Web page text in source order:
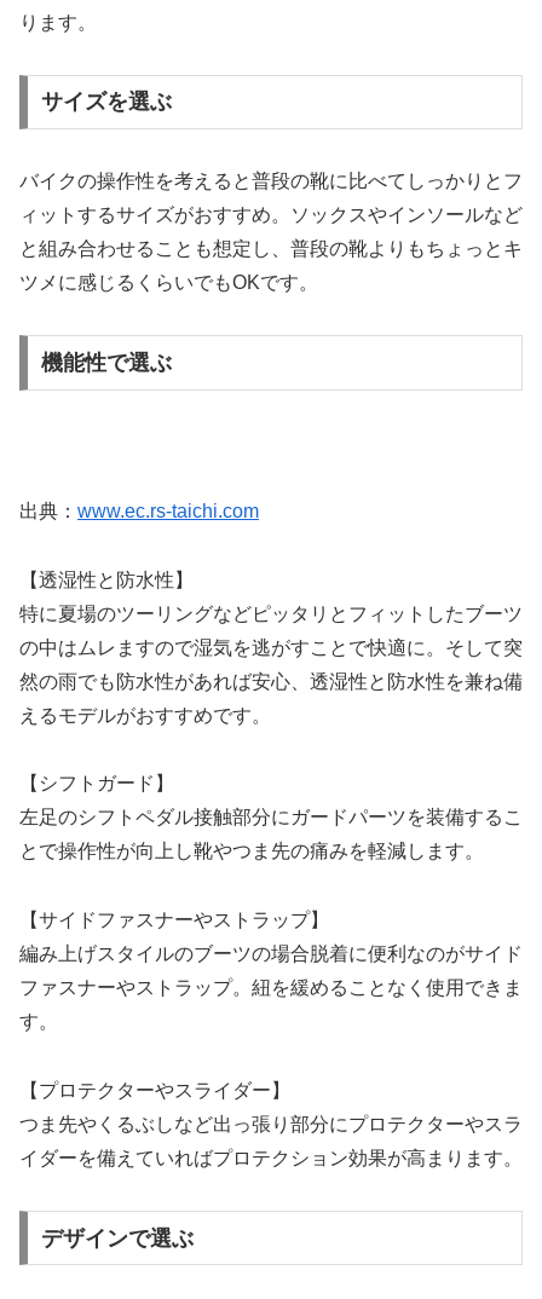
ります。
サイズを選ぶ
バイクの操作性を考えると普段の靴に比べてしっかりとフ
ィットするサイズがおすすめ。ソックスやインソールなど
と組み合わせることも想定し、普段の靴よりもちょっとキ
ツメに感じるくらいでもOKです。
機能性で選ぶ
出典： www.ec.rs-taichi.com
【透湿性と防水性】
特に夏場のツーリングなどピッタリとフィットしたブーツ
の中はムレますので湿気を逃がすことで快適に。そして突
然の雨でも防水性があれば安心、透湿性と防水性を兼ね備
えるモデルがおすすめです。
【シフトガード】
左足のシフトペダル接触部分にガードパーツを装備するこ
とで操作性が向上し靴やつま先の痛みを軽減します。
【サイドファスナーやストラップ】
編み上げスタイルのブーツの場合脱着に便利なのがサイド
ファスナーやストラップ。紐を緩めることなく使用できま
す。
【プロテクターやスライダー】
つま先やくるぶしなど出っ張り部分にプロテクターやスラ
イダーを備えていればプロテクション効果が高まります。
デザインで選ぶ